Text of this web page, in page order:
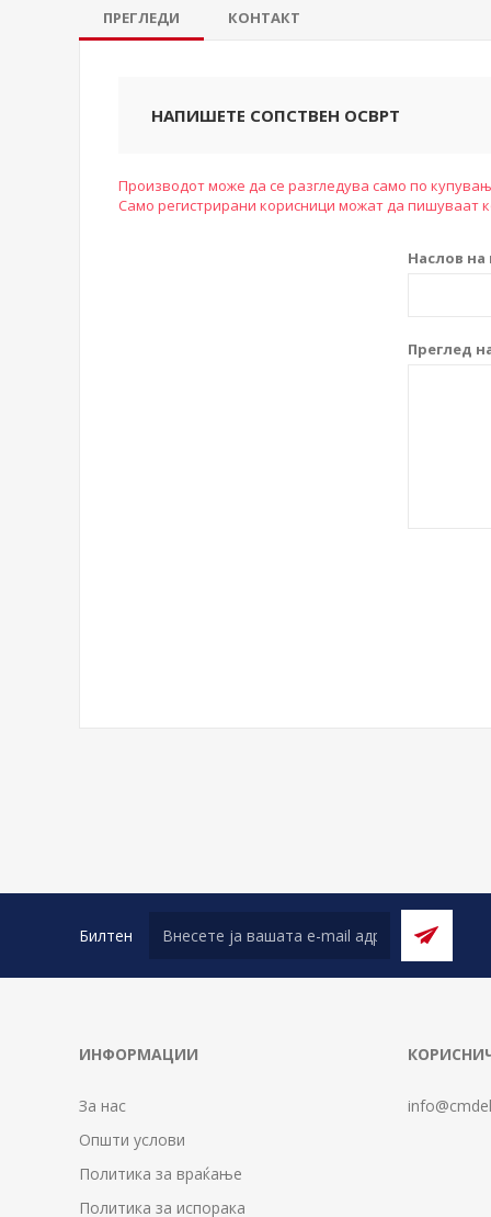
ПРЕГЛЕДИ КОНТАКТ
НАПИШЕТЕ СОПСТВЕН ОСВРТ
Производот може да се разгледува само по
Само регистрирани корисници можат да пишуваат
Наслов на
Преглед
Билтен
ИНФОРМАЦИИ
За нас
Општи услови
Политика за враќање
Политика за испорака